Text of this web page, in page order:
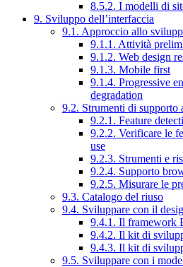
8.5.2. I modelli di
9. Sviluppo dell’interfaccia
9.1. Approccio allo
9.1.1. Attività
9.1.2. Web design
9.1.3. Mobile first
9.1.4. Progressive
degradation
9.2. Strumenti di
9.2.1. Feature
9.2.2. Verificare le
use
9.2.3. Strumenti e
9.2.4. Supporto
9.2.5. Misurare le
9.3. Catalogo del riuso
9.4. Sviluppare con il
9.4.1. Il framework
9.4.2. Il kit di
9.4.3. Il kit di
9.5. Sviluppare con i